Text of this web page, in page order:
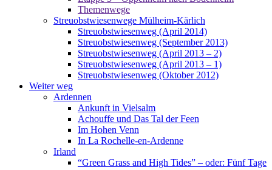
Themenwege
Streuobstwiesenwege Mülheim-Kärlich
Streuobstwiesenweg (April 2014)
Streuobstwiesenweg (September 2013)
Streuobstwiesenweg (April 2013 – 2)
Streuobstwiesenweg (April 2013 – 1)
Streuobstwiesenweg (Oktober 2012)
Weiter weg
Ardennen
Ankunft in Vielsalm
Achouffe und Das Tal der Feen
Im Hohen Venn
In La Rochelle-en-Ardenne
Irland
“Green Grass and High Tides” – oder: Fünf Tage